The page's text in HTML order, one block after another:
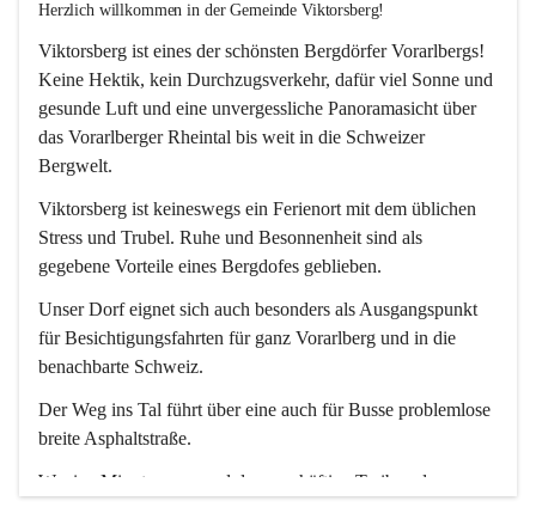
Herzlich willkommen in der Gemeinde Viktorsberg!
Viktorsberg ist eines der schönsten Bergdörfer Vorarlbergs!
Keine Hektik, kein Durchzugsverkehr, dafür viel Sonne und
gesunde Luft und eine unvergessliche Panoramasicht über
das Vorarlberger Rheintal bis weit in die Schweizer
Bergwelt.
Viktorsberg ist keineswegs ein Ferienort mit dem üblichen
Stress und Trubel. Ruhe und Besonnenheit sind als
gegebene Vorteile eines Bergdofes geblieben.
Unser Dorf eignet sich auch besonders als Ausgangspunkt
für Besichtigungsfahrten für ganz Vorarlberg und in die
benachbarte Schweiz.
Der Weg ins Tal führt über eine auch für Busse problemlose
breite Asphaltstraße.
Wenige Minuten nur, und das geschäftige Treiben der